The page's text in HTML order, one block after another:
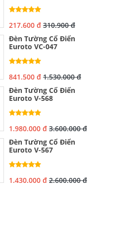
217.600 đ 310.900 đ
Đèn Tường Cổ Điển
Euroto VC-047
841.500 đ 1.530.000 đ
Đèn Tường Cổ Điển
Euroto V-568
1.980.000 đ 3.600.000 đ
Đèn Tường Cổ Điển
Euroto V-567
1.430.000 đ 2.600.000 đ